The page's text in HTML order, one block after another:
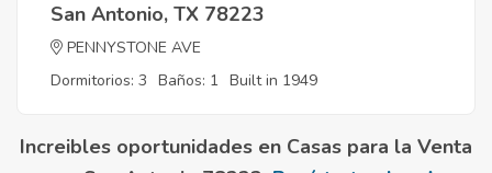
San Antonio, TX 78223
PENNYSTONE AVE
Dormitorios: 3 Baños: 1 Built in 1949
Increibles oportunidades en Casas para la Venta